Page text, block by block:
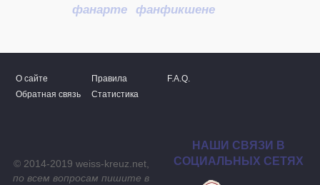
фанарте
фанфикшене
О сайте Правила
F.A.Q.
Обратная связь
Статистика
© 2014-2019 weiss-kreuz.net,
по всем вопросам пишите в
НАШИ СВЯЗИ В
СОЦИАЛЬНЫХ СЕТЯХ